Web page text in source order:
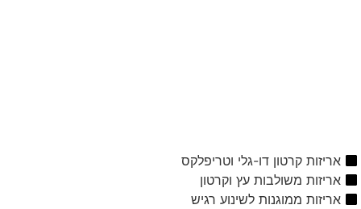
אריזות קרטון דו-גלי וטריפלקס
אריזות משולבות עץ וקרטון
אריזות ממוגנות לשינוע רגיש